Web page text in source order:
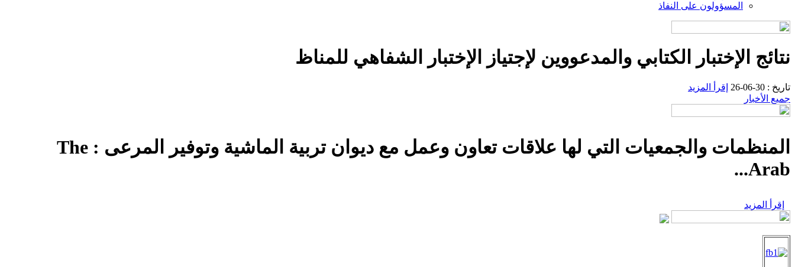
المسؤولون على النفاذ
نتائج الإختبار الكتابي والمدعووين لإجتياز الإختبار الشفاهي للمناظ
تاريخ : 30-06-26
إقرأ المزيد
جميع الأخبار
المنظمات والجمعيات التي لها علاقات تعاون وعمل مع ديوان تربية الماشية وتوفير المرعى : The
Arab...
إقرأ المزيد